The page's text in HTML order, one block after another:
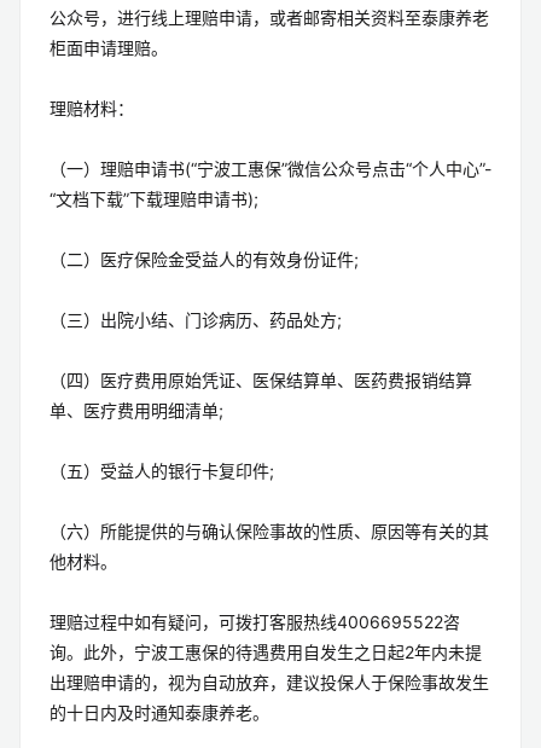
公众号，进行线上理赔申请，或者邮寄相关资料至泰康养老
柜面申请理赔。
理赔材料：
（一）理赔申请书(“宁波工惠保”微信公众号点击“个人中心”-
“文档下载”下载理赔申请书);
（二）医疗保险金受益人的有效身份证件;
（三）出院小结、门诊病历、药品处方;
（四）医疗费用原始凭证、医保结算单、医药费报销结算
单、医疗费用明细清单;
（五）受益人的银行卡复印件;
（六）所能提供的与确认保险事故的性质、原因等有关的其
他材料。
理赔过程中如有疑问，可拨打客服热线4006695522咨
询。此外，宁波工惠保的待遇费用自发生之日起2年内未提
出理赔申请的，视为自动放弃，建议投保人于保险事故发生
的十日内及时通知泰康养老。